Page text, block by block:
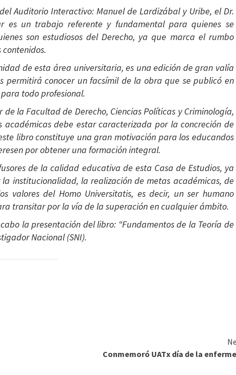
Auditorio Interactivo: Manuel de Lardizábal y Uribe, el Dr.
es un trabajo referente y fundamental para quienes se
son estudiosos del Derecho, ya que marca el rumbo
de esta área universitaria, es una edición de gran valía
permitirá conocer un facsímil de la obra que se publicó en
todo profesional.
la Facultad de Derecho, Ciencias Políticas y Criminología,
debe estar caracterizada por la concreción de
libro constituye una gran motivación para los educandos
por obtener una formación integral.
de la calidad educativa de esta Casa de Estudios, ya
institucionalidad, la realización de metas académicas, de
valores del Homo Universitatis, es decir, un ser humano
transitar por la vía de la superación en cualquier ámbito.
la presentación del libro: “Fundamentos de la Teoría de
Nacional (SNI).
Conmemoró UATx día de la